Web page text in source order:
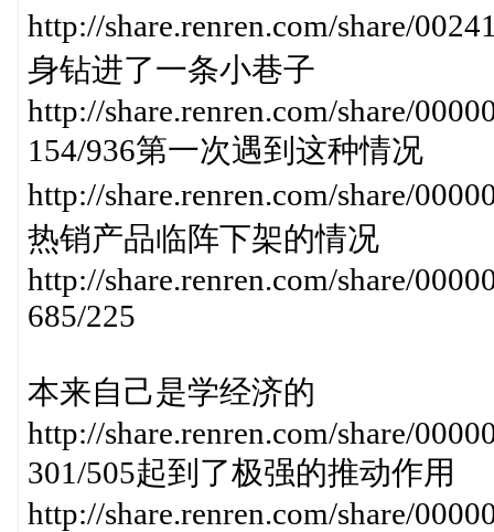
http://share.renren.com/share/
身钻进了一条小巷子
http://share.renren.com/share/
154/936第一次遇到这种情况
http://share.renren.com/share/
热销产品临阵下架的情况
http://share.renren.com/share/
685/225
本来自己是学经济的
http://share.renren.com/share/
301/505起到了极强的推动作用
http://share.renren.com/share/